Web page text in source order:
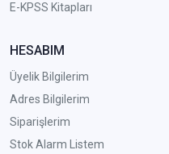
E-KPSS Kitapları
HESABIM
Üyelik Bilgilerim
Adres Bilgilerim
Siparişlerim
Stok Alarm Listem